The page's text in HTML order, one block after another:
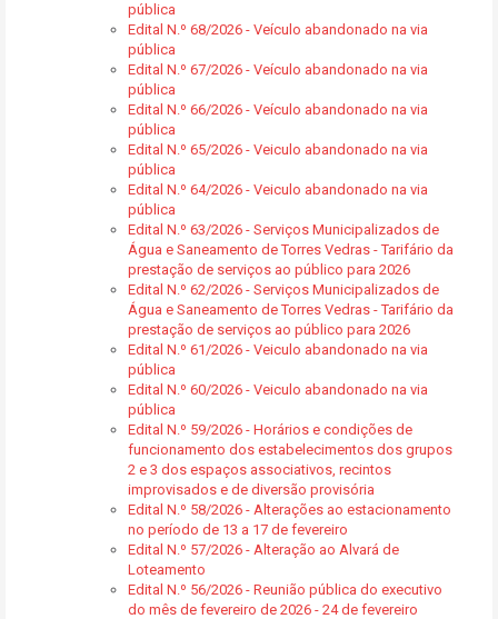
pública
Edital N.º 68/2026 - Veículo abandonado na via
pública
Edital N.º 67/2026 - Veículo abandonado na via
pública
Edital N.º 66/2026 - Veículo abandonado na via
pública
Edital N.º 65/2026 - Veiculo abandonado na via
pública
Edital N.º 64/2026 - Veiculo abandonado na via
pública
Edital N.º 63/2026 - Serviços Municipalizados de
Água e Saneamento de Torres Vedras - Tarifário da
prestação de serviços ao público para 2026
Edital N.º 62/2026 - Serviços Municipalizados de
Água e Saneamento de Torres Vedras - Tarifário da
prestação de serviços ao público para 2026
Edital N.º 61/2026 - Veiculo abandonado na via
pública
Edital N.º 60/2026 - Veiculo abandonado na via
pública
Edital N.º 59/2026 - Horários e condições de
funcionamento dos estabelecimentos dos grupos
2 e 3 dos espaços associativos, recintos
improvisados e de diversão provisória
Edital N.º 58/2026 - Alterações ao estacionamento
no período de 13 a 17 de fevereiro
Edital N.º 57/2026 - Alteração ao Alvará de
Loteamento
Edital N.º 56/2026 - Reunião pública do executivo
do mês de fevereiro de 2026 - 24 de fevereiro